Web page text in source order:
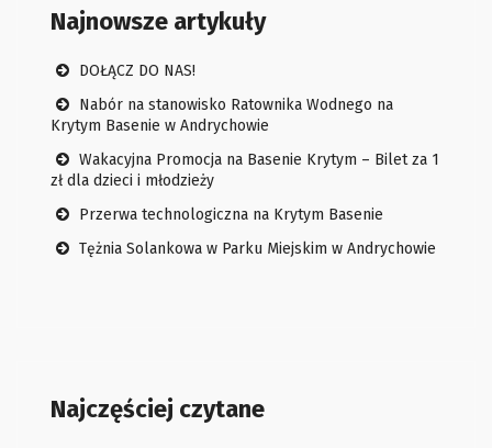
Najnowsze artykuły
DOŁĄCZ DO NAS!
Nabór na stanowisko Ratownika Wodnego na
Krytym Basenie w Andrychowie
Wakacyjna Promocja na Basenie Krytym – Bilet za 1
zł dla dzieci i młodzieży
Przerwa technologiczna na Krytym Basenie
Tężnia Solankowa w Parku Miejskim w Andrychowie
Najczęściej czytane